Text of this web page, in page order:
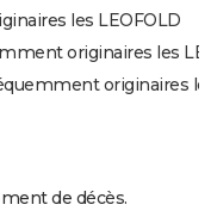
les LEOFOLD
originaires les
originaires
de décès.